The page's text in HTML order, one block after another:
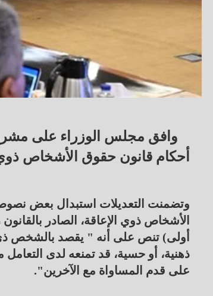
وافق مجلس الوزراء على
أحكام قانون حقوق الأشخاص ذوي
أولى) تنص على أنه " يقصد بالشخص ذي
ذهنية، أو حسية، قد تمنعه لدى
على قدم المساواة مع الآخرين".